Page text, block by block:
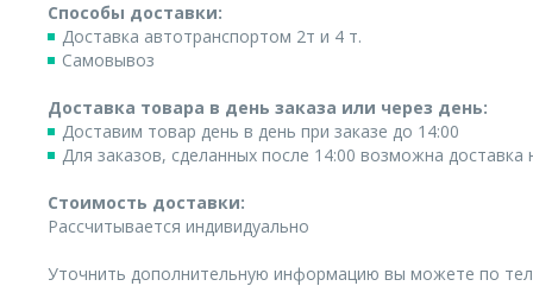
Способы доставки:
Доставка автотранспортом 2т и 4 т.
Самовывоз
Доставка товара в день заказа или через день:
Доставим товар день в день при заказе до 14:00
Для заказов, сделанных после 14:00 возможна
Стоимость доставки:
Рассчитывается индивидуально
Уточнить дополнительную информацию вы можете по